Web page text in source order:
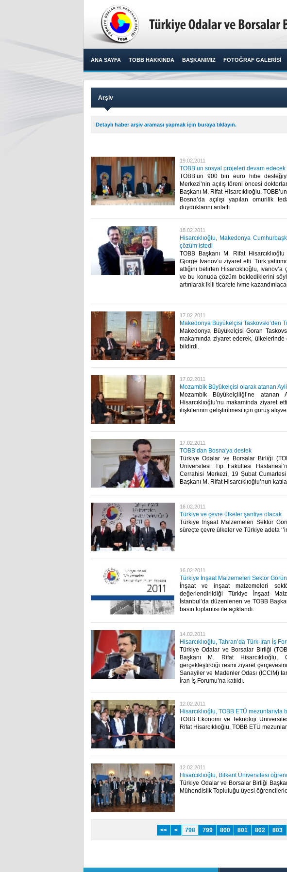
ANA SAYFA TOBB HAKKINDA BAŞKANIMIZ FOTOĞRAF GALERİSİ
Arşiv
Detaylı haber arşiv araması yapmak için buraya tıklayın.
19.02.2011
TOBB’un sosyal projeleri devam edecek
TOBB’un 900 bin euro hibe
Merkezi’nin açılış töreni öncesi
Başkanı M. Rifat Hisarcıklıoğlu,
Bosna’da açılışı yapılan omurilik
duyduklarını anlattı ​ ​
18.02.2011
Hisarcıklıoğlu, Makedonya
çözüm istedi
TOBB Başkanı M. Rifat
Gjorge Ivanov’u ziyaret etti. Türk
attığını belirten Hisarcıklıoğlu,
ve bu konuda çözüm beklediklerini
artırılarak ikili ticarete ivme
17.02.2011
Makedonya Büyükelçisi Taskovski’den
Makedonya Büyükelçisi Goran
makamında ziyaret ederek, ülkelerinde
bildirdi.​ ​
17.02.2011
Mozambik Büyükelçisi olarak atanan
Mozambik Büyükelçiliği’ne
Hisarcıklıoğlu’nu makaminda ziyaret
ilişkilerinin geliştirilmesi için görüş
17.02.2011
TOBB’dan Bosna'ya destek
Türkiye Odalar ve Borsalar Birliği
Üniversitesi Tıp Fakültesi
Cerrahisi Merkezi, 19 Şubat
Başkanı M. Rifat Hisarcıklıoğlu’nun
16.02.2011
Türkiye ve çevre ülkeler şantiye olacak
Türkiye İnşaat Malzemeleri Sektör
süreçte çevre ülkeler ve Türkiye adeta
16.02.2011
Türkiye İnşaat Malzemeleri Sektör
İnşaat ve inşaat malzemeleri
değerlendirildiği Türkiye İnşaat
İstanbul’da düzenlenen ve TOBB
basın toplantısı ile açıklandı. ​ ​
14.02.2011
Hisarcıklıoğlu, Tahran’da Türk-İran İş
Türkiye Odalar ve Borsalar Birliği
Başkanı M. Rifat Hisarcıklıoğlu,
gerçekleştirdiği resmi ziyaret
Sanayiler ve Madenler Odası (ICCIM)
İran İş Forumu’na katıldı.​ ​
12.02.2011
Hisarcıklıoğlu, TOBB ETÜ mezunlarıyla
TOBB Ekonomi ve Teknoloji
Rifat Hisarcıklıoğlu, TOBB ETÜ
12.02.2011
Hisarcıklıoğlu, Bilkent Üniversitesi
Türkiye Odalar ve Borsalar Birliği
Mühendislik Topluluğu üyesi
<< < 798 799 800 801 802 803